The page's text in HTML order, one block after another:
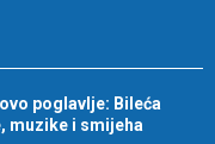
poglavlje: Bileća
muzike i smijeha